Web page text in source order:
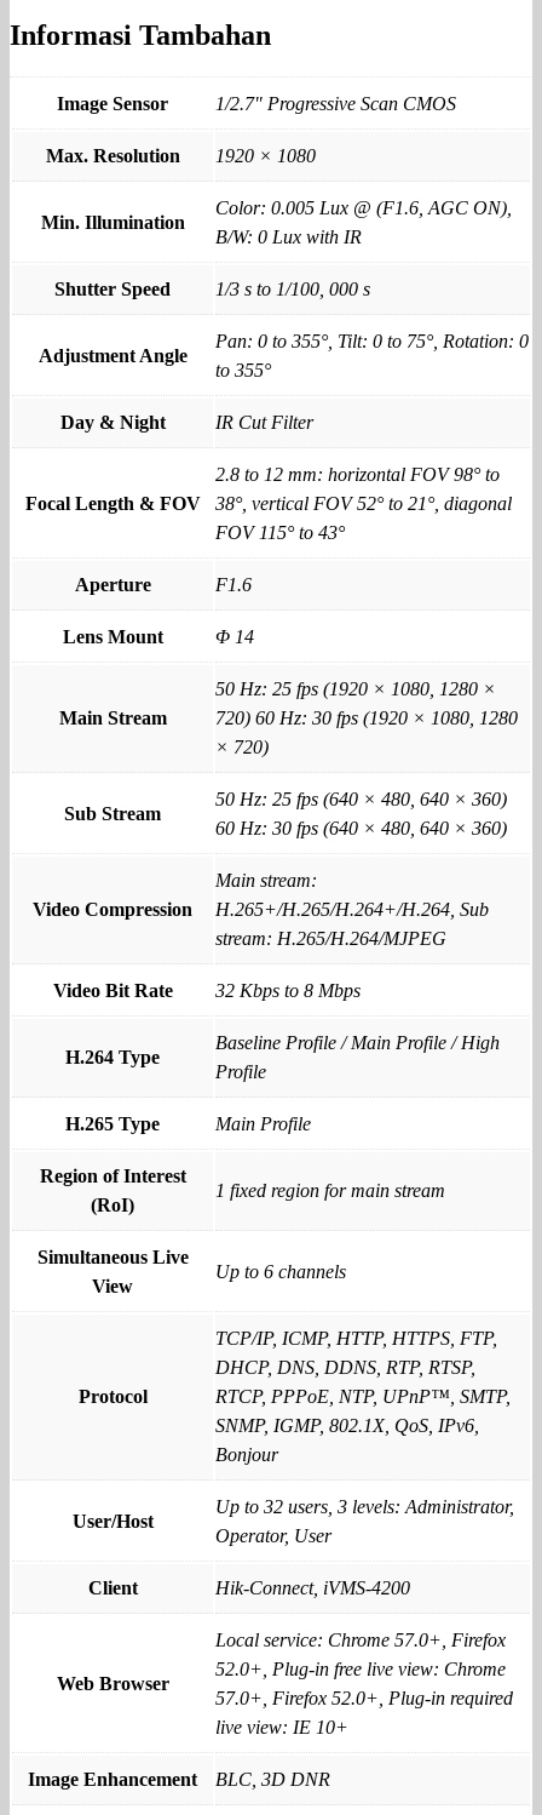
Informasi Tambahan
Image Sensor 1/2.7" Progressive Scan CMOS
Max. Resolution 1920 × 1080
Min. Illumination
Color: 0.005 Lux @ (F1.6, AGC ON),
B/W: 0 Lux with IR
Shutter Speed 1/3 s to 1/100, 000 s
Adjustment Angle
Pan: 0 to 355°, Tilt: 0 to 75°, Rotation: 0
to 355°
Day & Night IR Cut Filter
Focal Length & FOV
2.8 to 12 mm: horizontal FOV 98° to
38°, vertical FOV 52° to 21°, diagonal
FOV 115° to 43°
Aperture F1.6
Lens Mount Φ 14
Main Stream
50 Hz: 25 fps (1920 × 1080, 1280 ×
720) 60 Hz: 30 fps (1920 × 1080, 1280
× 720)
Sub Stream
50 Hz: 25 fps (640 × 480, 640 × 360)
60 Hz: 30 fps (640 × 480, 640 × 360)
Video Compression
Main stream:
H.265+/H.265/H.264+/H.264, Sub
stream: H.265/H.264/MJPEG
Video Bit Rate 32 Kbps to 8 Mbps
H.264 Type
Baseline Profile / Main Profile / High
Profile
H.265 Type Main Profile
Region of Interest
(RoI)
1 fixed region for main stream
Simultaneous Live
View
Up to 6 channels
Protocol
TCP/IP, ICMP, HTTP, HTTPS, FTP,
DHCP, DNS, DDNS, RTP, RTSP,
RTCP, PPPoE, NTP, UPnP™, SMTP,
SNMP, IGMP, 802.1X, QoS, IPv6,
Bonjour
User/Host
Up to 32 users, 3 levels: Administrator,
Operator, User
Client Hik-Connect, iVMS-4200
Web Browser
Local service: Chrome 57.0+, Firefox
52.0+, Plug-in free live view: Chrome
57.0+, Firefox 52.0+, Plug-in required
live view: IE 10+
Image Enhancement BLC, 3D DNR